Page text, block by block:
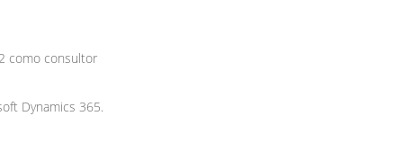
como consultor
Dynamics 365.